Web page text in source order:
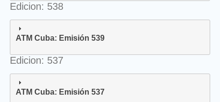
Edicion: 538
ATM Cuba: Emisión 539
Edicion: 537
ATM Cuba: Emisión 537